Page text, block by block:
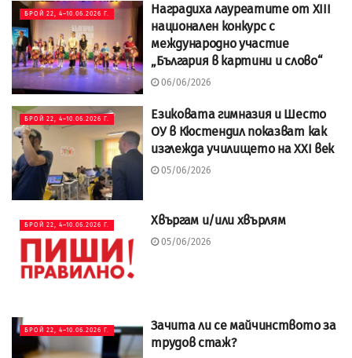
БРОЙ 22, 4–10.06.2026 Г.
Наградиха лауреатите от XIII
национален конкурс с
международно участие
„България в картини и слово“
06/06/2026
БРОЙ 22, 4–10.06.2026 Г.
Езиковата гимназия и Шесто
ОУ в Кюстендил показват как
изглежда училището на XXI век
05/06/2026
БРОЙ 22, 4–10.06.2026 Г. Хвъргам и/или хвърлям
05/06/2026
БРОЙ 22, 4–10.06.2026 Г.
Зачита ли се майчинството за
трудов стаж?